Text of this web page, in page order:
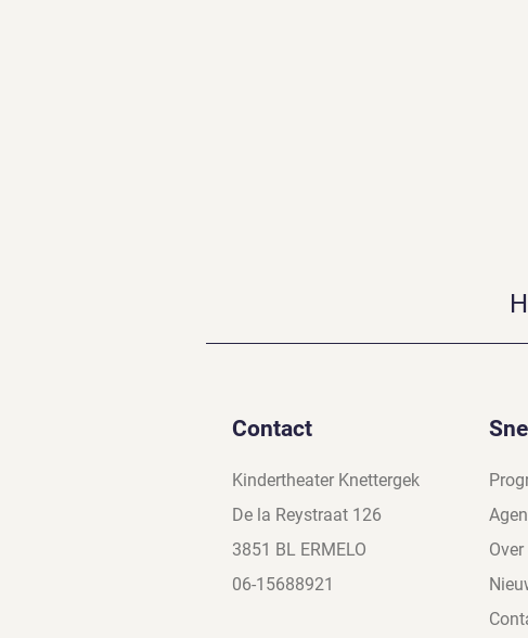
Contact
Kindertheater Knettergek
De la Reystraat 126
3851 BL ERMELO
06-15688921